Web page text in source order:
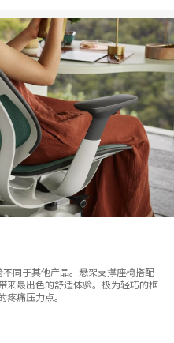
同于其他产品。悬架支撑座椅搭配
来最出色的舒适体验。极为轻巧的框
痛压力点。